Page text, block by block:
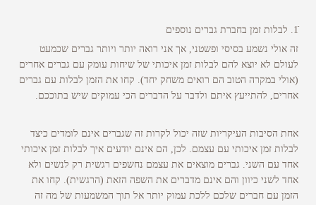
ֿ1. לבלות זמן בחברת גברים נוספים
זה אולי נשמע בסיסי ופשטני, אך אני רואה יותר ויותר גברים שכמעט
לעולם לא יוצא להם לבלות זמן איכותי של שיחות עומק עם גברים אחרים
(אולי במקרה הטוב הם רואים משחק יחד). קחו את הזמן לבלות עם גברים
אחרים, להתייעץ איתם ולדבר על הדברים הכי עמוקים שיש בתוככם.
אחת הסיבות העיקריות שזה יכול לקרות זה שגברים אינם לומדים כיצד
לבלות זמן איכותי עם עצמם. לכן, הם אינם יודעים איך לבלות זמן איכותי
אחד עם השני. גברים מוצאים את עצמם נחשפים רגשית רק לנשים ולא
אחד לשני כיוון והם אינם מדברים את השפה הזאת (הרגשית). קחו את
הזמן עם חברים שלכם ללכת עמוק יותר אל תוך המשמעות של מה זה